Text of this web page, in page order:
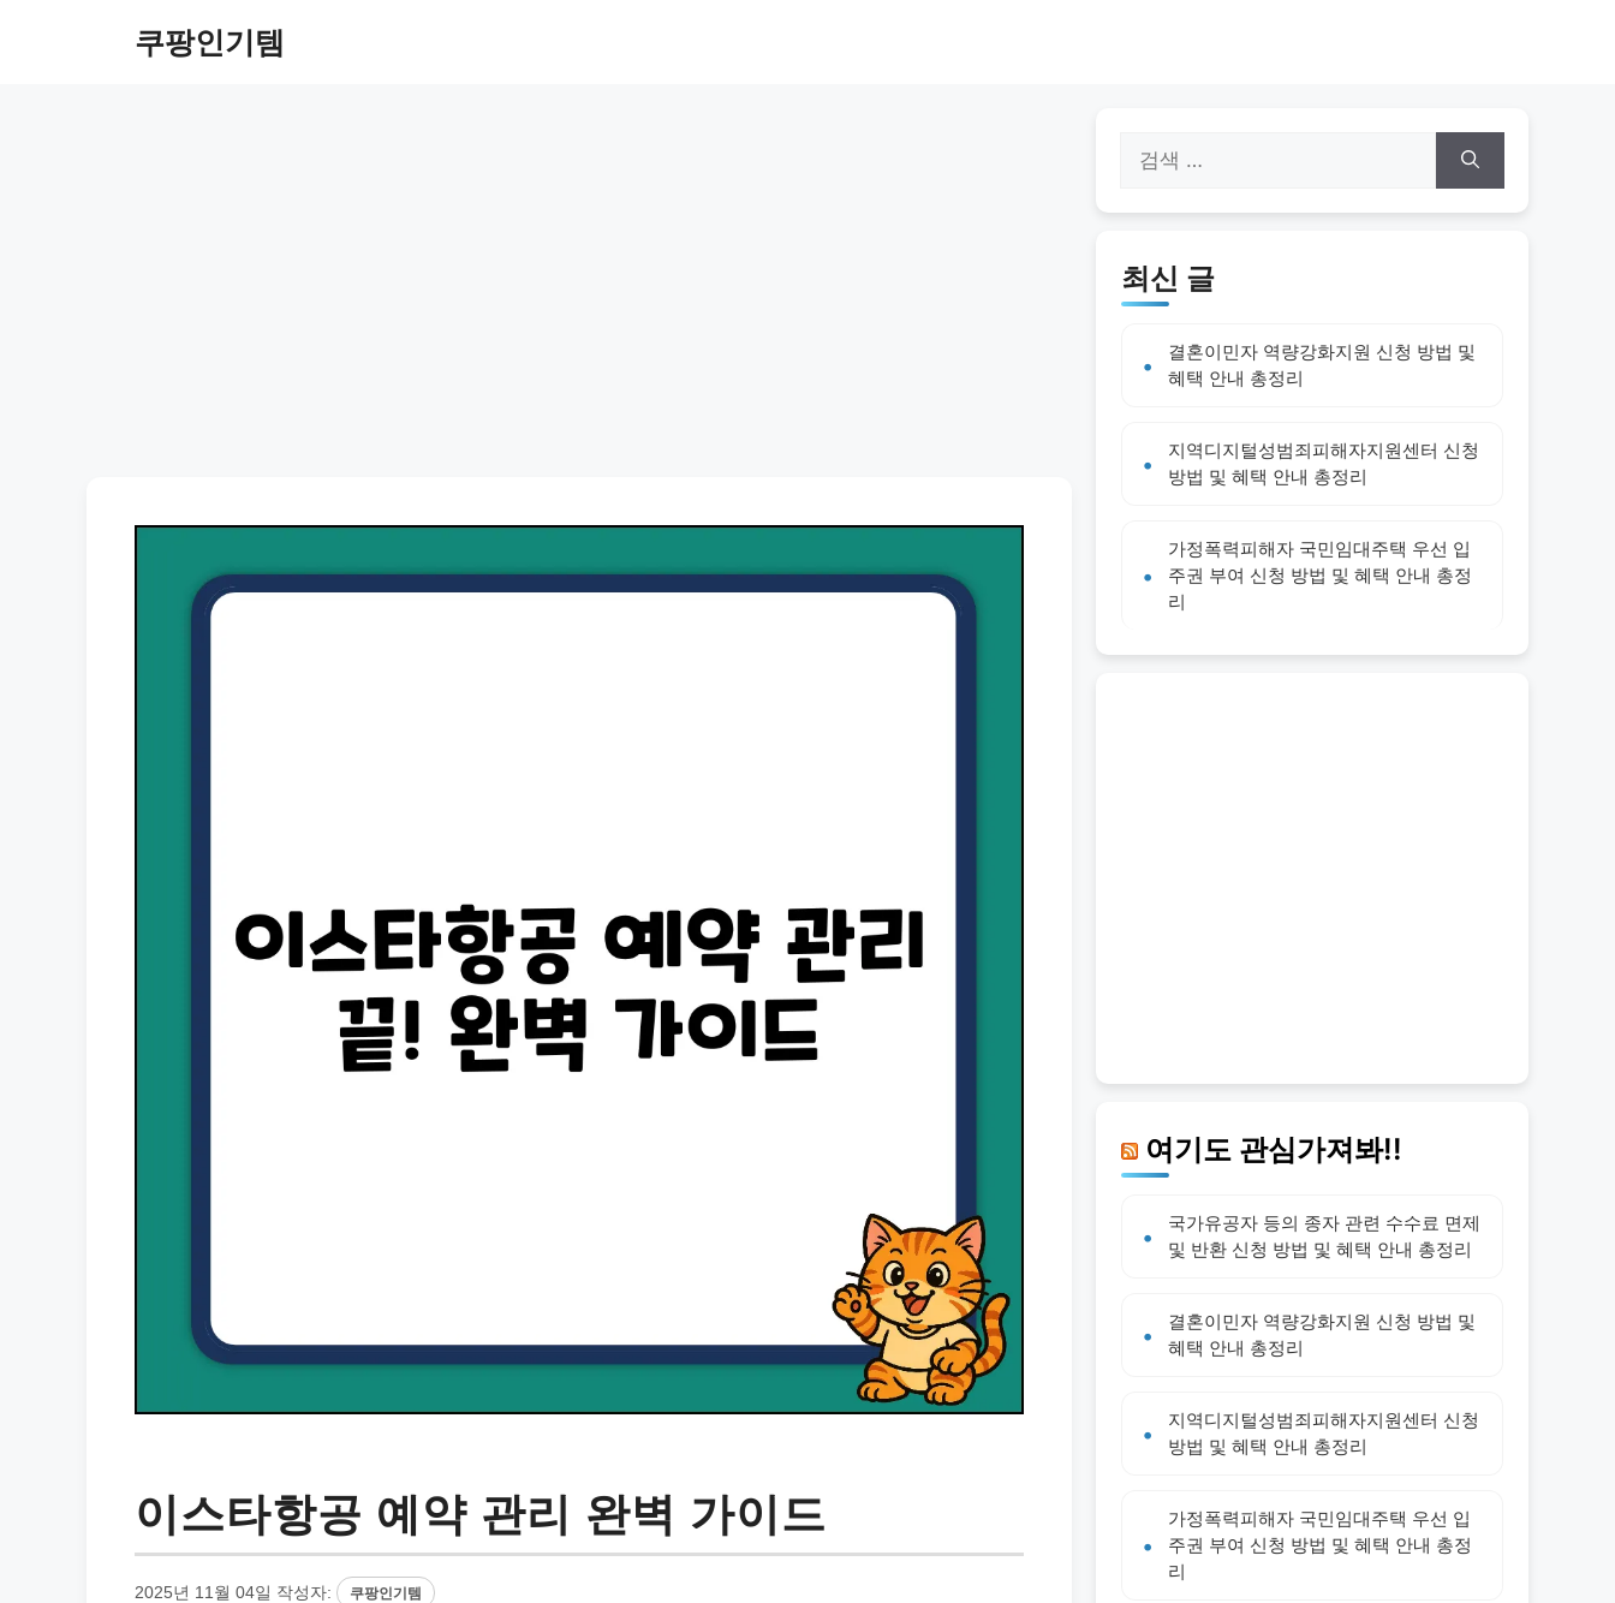
쿠팡인기템
이스타항공 예약 관리 완벽 가이드
2025년 11월 04일 작성자: 쿠팡인기템
색:
최신 글
결혼이민자 역량강화지원 신청 방법 및
혜택 안내 총정리
지역디지털성범죄피해자지원센터 신청
방법 및 혜택 안내 총정리
가정폭력피해자 국민임대주택 우선 입
주권 부여 신청 방법 및 혜택 안내 총정
리
여기도 관심가져봐!!
국가유공자 등의 종자 관련 수수료 면제
및 반환 신청 방법 및 혜택 안내 총정리
결혼이민자 역량강화지원 신청 방법 및
혜택 안내 총정리
지역디지털성범죄피해자지원센터 신청
방법 및 혜택 안내 총정리
가정폭력피해자 국민임대주택 우선 입
주권 부여 신청 방법 및 혜택 안내 총정
리